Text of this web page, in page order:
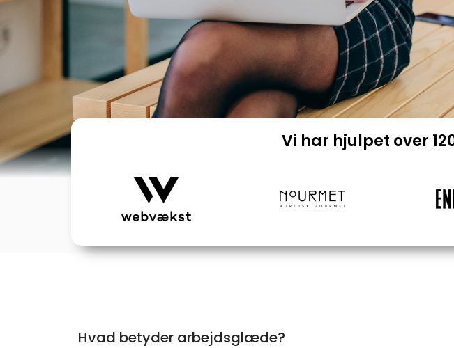
Vi har hjulpet over
Hvad betyder arbejdsglæde?